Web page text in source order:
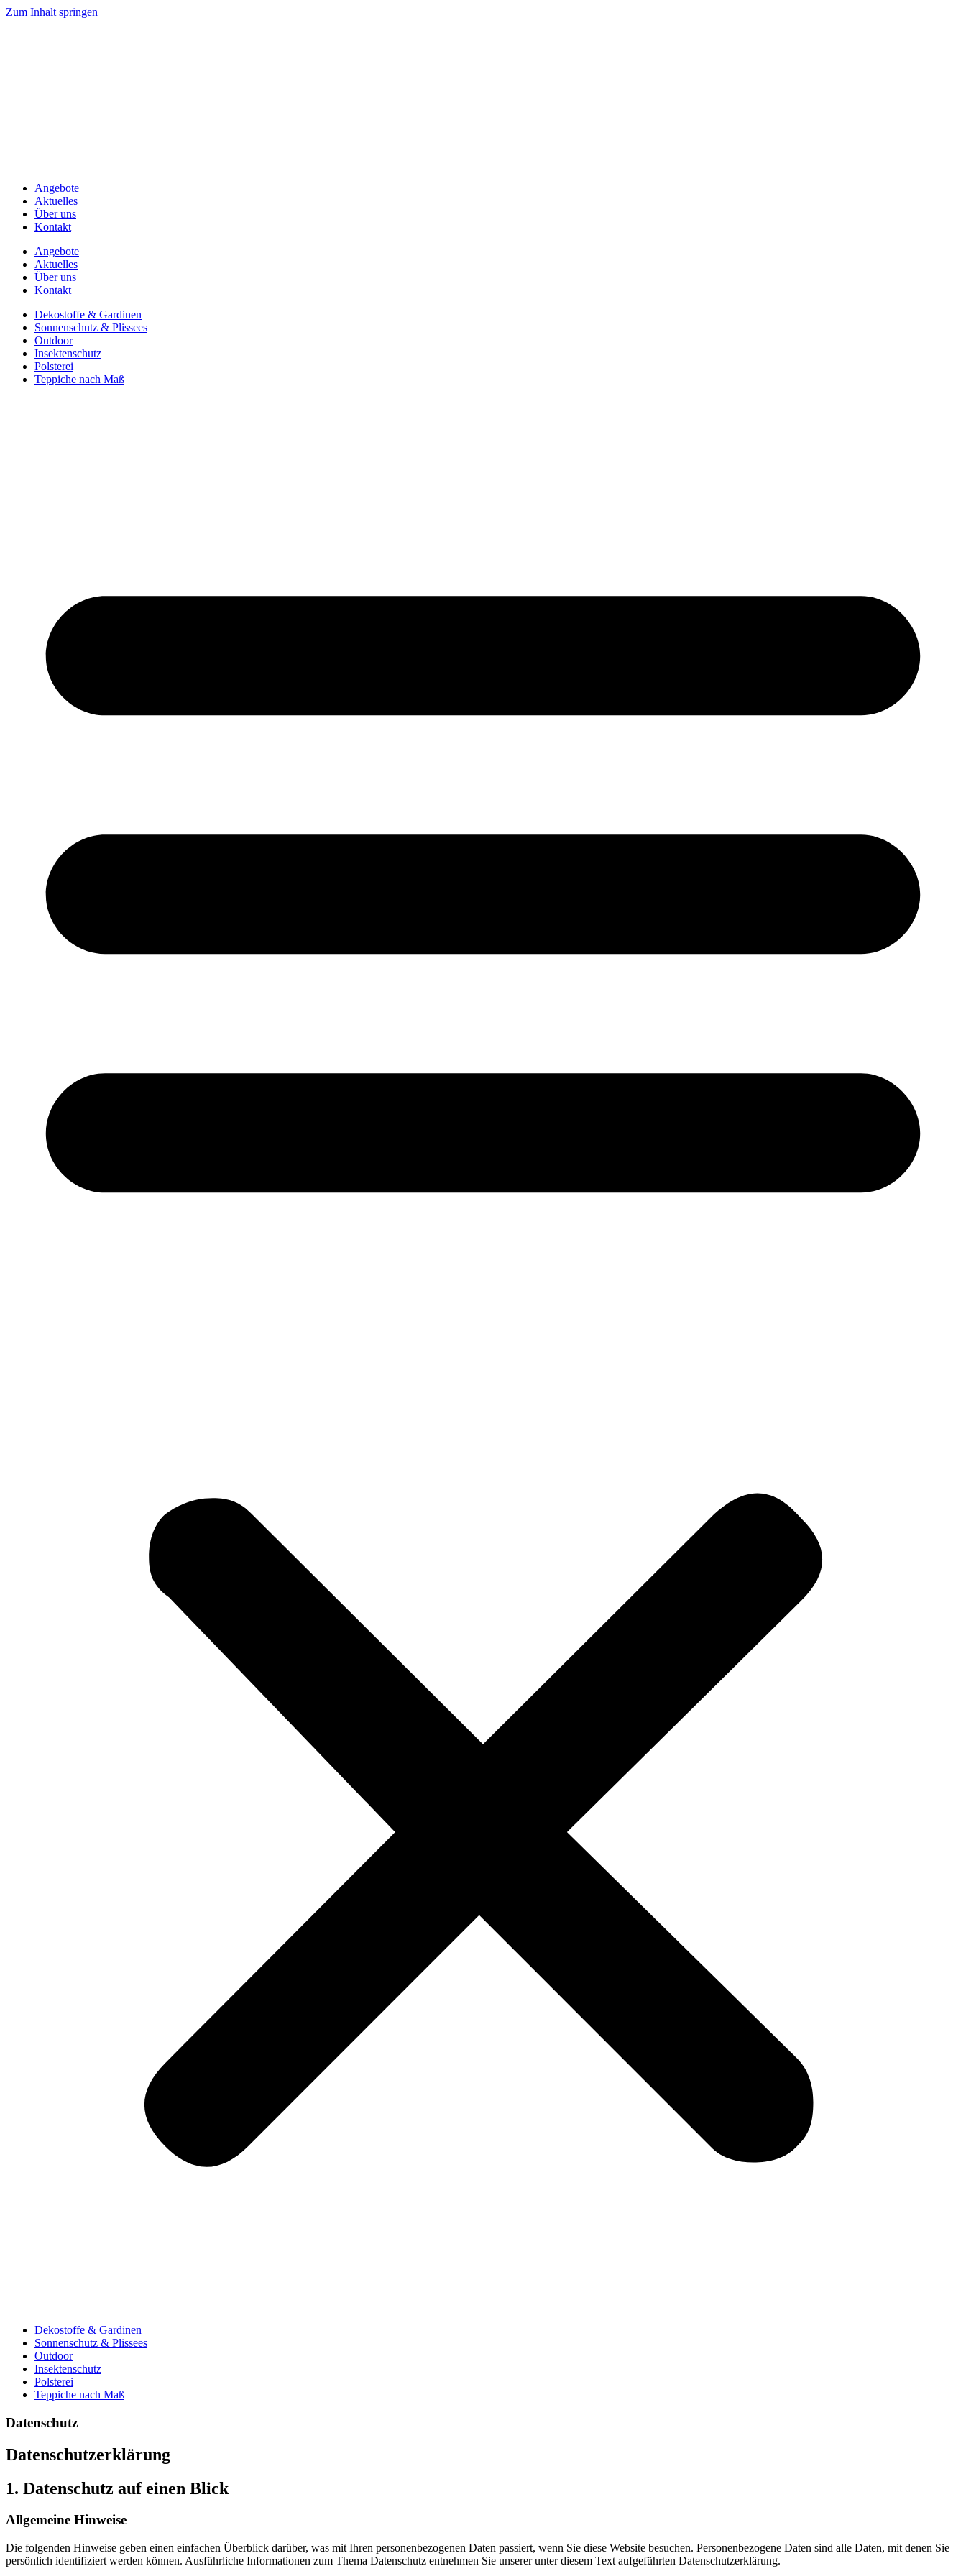
Zum Inhalt springen
Angebote
Aktuelles
Über uns
Kontakt
Angebote
Aktuelles
Über uns
Kontakt
Dekostoffe & Gardinen
Sonnenschutz & Plissees
Outdoor
Insektenschutz
Polsterei
Teppiche nach Maß
Dekostoffe & Gardinen
Sonnenschutz & Plissees
Outdoor
Insektenschutz
Polsterei
Teppiche nach Maß
Datenschutz
Datenschutzerklärung
1. Datenschutz auf einen Blick
Allgemeine Hinweise
Die folgenden Hinweise geben einen einfachen Überblick darüber, was mit Ihren personenbezogenen Daten passiert, wenn Sie diese Website besuchen. Personenbezogene Daten sind alle Daten, mit denen Sie
persönlich identifiziert werden können. Ausführliche Informationen zum Thema Datenschutz entnehmen Sie unserer unter diesem Text aufgeführten Datenschutzerklärung.